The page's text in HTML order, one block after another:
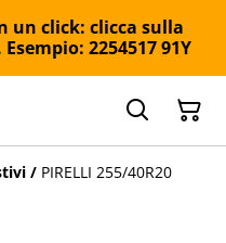
un click: clicca sulla
2254517 91Y
/ PIRELLI 255/40R20